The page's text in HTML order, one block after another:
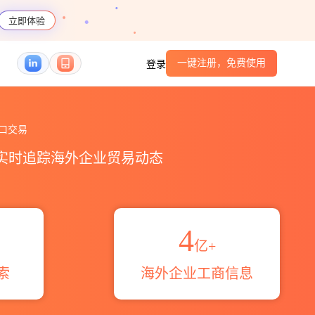
立即体验
登录 一键注册，免费使用
交易
时追踪海外企业贸易动态
4亿+
海外企业工商信息